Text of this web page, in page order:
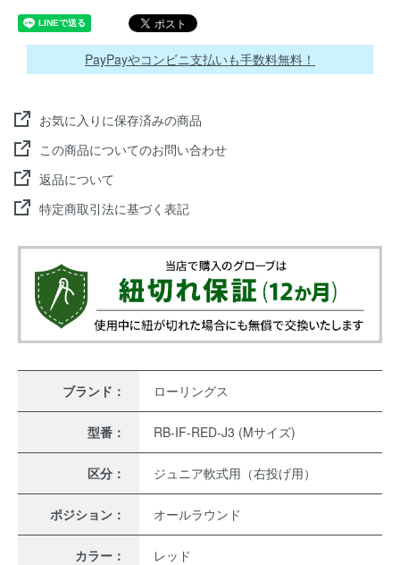
PayPayやコンビニ支払いも手数料無料！
お気に入りに保存済みの商品
この商品についてのお問い合わせ
返品について
特定商取引法に基づく表記
ブランド： ローリングス
型番： RB-IF-RED-J3 (Mサイズ)
区分： ジュニア軟式用（右投げ用）
ポジション： オールラウンド
カラー： レッド